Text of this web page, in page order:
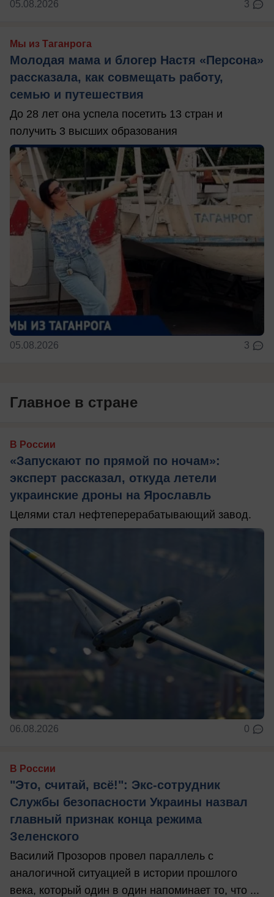
05.08.2026 3
Мы из Таганрога
Молодая мама и блогер Настя «Персона»
рассказала, как совмещать работу,
семью и путешествия
До 28 лет она успела посетить 13 стран и
получить 3 высших образования
05.08.2026 3
Главное в стране
В России
«Запускают по прямой по ночам»:
эксперт рассказал, откуда летели
украинские дроны на Ярославль
Целями стал нефтеперерабатывающий завод.
06.08.2026 0
В России
"Это, считай, всё!": Экс-сотрудник
Службы безопасности Украины назвал
главный признак конца режима
Зеленского
Василий Прозоров провел параллель с
аналогичной ситуацией в истории прошлого
века, который один в один напоминает то, что ...